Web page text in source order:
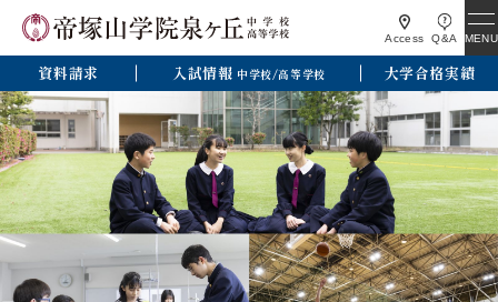
Access Q&A MENU
資料請求 入試情報 中学校/高等学校 大学合格実績